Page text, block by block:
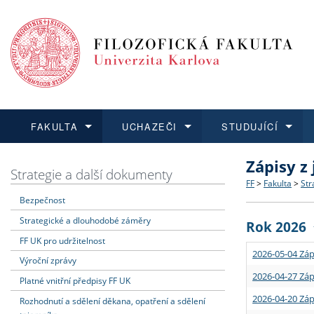
FAKULTA
Dozvědět se více
Struktura
Strategie
Podpora
UCHAZEČI
Podat přihlášku
Co
Učitelské
STUDUJÍCÍ
Dozvědět se více
Rigorózní
Dozvědět se více
O vědě a
Granty a
Dozvědět se více
Aktuální
Strategie a další dokumenty
Bezpečnost
Strategické a dlouhodobé záměry
FF UK pro udržitelnost
Výroční zprávy
Platné vnitřní předpisy FF UK
Rozhodnutí a sdělení děkana, opatření a sdělení
Zápisy
FF > Fakulta >
Rok 2026
2026-05-04
2026-04-27
2026-04-20